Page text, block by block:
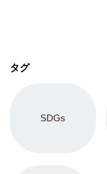
タグ
SDGs